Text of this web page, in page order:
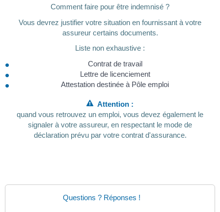
Comment faire pour être indemnisé ?
Vous devrez justifier votre situation en fournissant à votre
assureur certains documents.
Liste non exhaustive :
Contrat de travail
Lettre de licenciement
Attestation destinée à Pôle emploi
Attention :
quand vous retrouvez un emploi, vous devez également le
signaler à votre assureur, en respectant le mode de
déclaration prévu par votre contrat d'assurance.
Questions ? Réponses !